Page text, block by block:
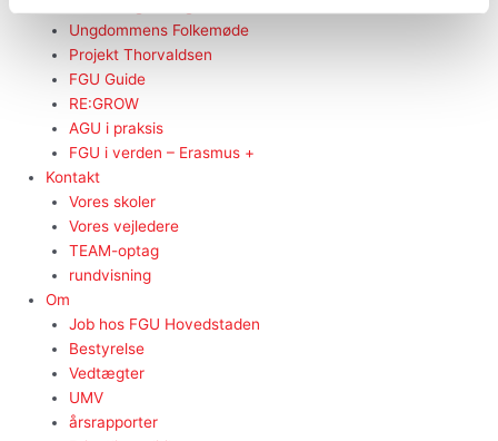
Ungdommens Folkemøde
Projekt Thorvaldsen
FGU Guide
RE:GROW
AGU i praksis
FGU i verden – Erasmus +
Kontakt
Vores skoler
Vores vejledere
TEAM-optag
rundvisning
Om
Job hos FGU Hovedstaden
Bestyrelse
Vedtægter
UMV
årsrapporter